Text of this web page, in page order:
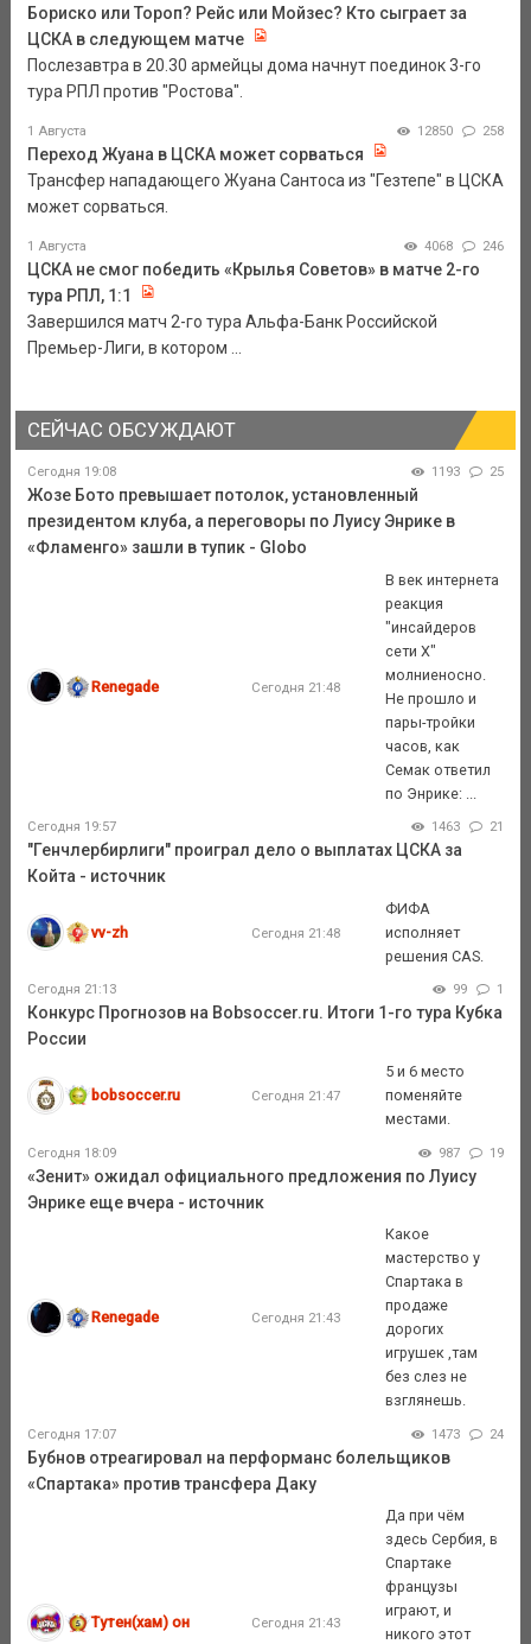
Бориско или Тороп? Рейс или Мойзес? Кто сыграет за
ЦСКА в следующем матче
Послезавтра в 20.30 армейцы дома начнут поединок 3-го
тура РПЛ против "Ростова".
1 Августа 12850 258
Переход Жуана в ЦСКА может сорваться
Трансфер нападающего Жуана Сантоса из "Гезтепе" в ЦСКА
может сорваться.
1 Августа 4068 246
ЦСКА не смог победить «Крылья Советов» в матче 2-го
тура РПЛ, 1:1
Завершился матч 2-го тура Альфа-Банк Российской
Премьер-Лиги, в котором ...
СЕЙЧАС ОБСУЖДАЮТ
Сегодня 19:08 1193 25
Жозе Бото превышает потолок, установленный
президентом клуба, а переговоры по Луису Энрике в
«Фламенго» зашли в тупик - Globo
Renegade Сегодня 21:48
В век интернета
реакция
"инсайдеров
сети Х"
молниеносно.
Не прошло и
пары-тройки
часов, как
Семак ответил
по Энрике: ...
Сегодня 19:57 1463 21
"Генчлербирлиги" проиграл дело о выплатах ЦСКА за
Койта - источник
vv-zh Сегодня 21:48
ФИФА
исполняет
решения CAS.
Сегодня 21:13 99 1
Конкурс Прогнозов на Bobsoccer.ru. Итоги 1-го тура Кубка
России
bobsoccer.ru Сегодня 21:47
5 и 6 место
поменяйте
местами.
Сегодня 18:09 987 19
«Зенит» ожидал официального предложения по Луису
Энрике еще вчера - источник
Renegade Сегодня 21:43
Какое
мастерство у
Спартака в
продаже
дорогих
игрушек ,там
без слез не
взглянешь.
Сегодня 17:07 1473 24
Бубнов отреагировал на перформанс болельщиков
«Спартака» против трансфера Даку
Тутен(хам) он Сегодня 21:43
Да при чём
здесь Сербия, в
Спартаке
французы
играют, и
никого этот